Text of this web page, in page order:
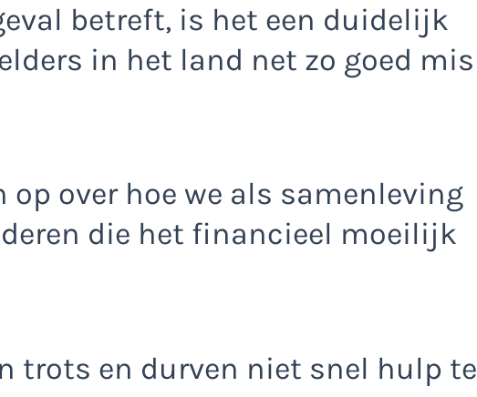
betreft, is het een duidelijk
in het land net zo goed mis
op over hoe we als samenleving
die het financieel moeilijk
trots en durven niet snel hulp te